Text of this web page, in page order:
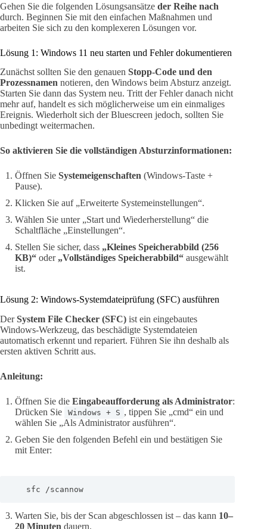
Gehen Sie die folgenden Lösungsansätze der Reihe nach
durch. Beginnen Sie mit den einfachen Maßnahmen und
arbeiten Sie sich zu den komplexeren Lösungen vor.
Lösung 1: Windows 11 neu starten und Fehler dokumentieren
Zunächst sollten Sie den genauen Stopp-Code und den
Prozessnamen notieren, den Windows beim Absturz anzeigt.
Starten Sie dann das System neu. Tritt der Fehler danach nicht
mehr auf, handelt es sich möglicherweise um ein einmaliges
Ereignis. Wiederholt sich der Bluescreen jedoch, sollten Sie
unbedingt weitermachen.
So aktivieren Sie die vollständigen Absturzinformationen:
Öffnen Sie Systemeigenschaften (Windows-Taste +
Pause).
Klicken Sie auf „Erweiterte Systemeinstellungen“.
Wählen Sie unter „Start und Wiederherstellung“ die
Schaltfläche „Einstellungen“.
Stellen Sie sicher, dass „Kleines Speicherabbild (256
KB)“ oder „Vollständiges Speicherabbild“ ausgewählt
ist.
Lösung 2: Windows-Systemdateiprüfung (SFC) ausführen
DerSystem File Checker (SFC) ist ein eingebautes
Windows-Werkzeug, das beschädigte Systemdateien
automatisch erkennt und repariert. Führen Sie ihn deshalb als
ersten aktiven Schritt aus.
Anleitung:
Öffnen Sie die Eingabeaufforderung als Administrator:
Drücken Sie
Windows + S , tippen Sie „cmd“ ein und
wählen Sie „Als Administrator ausführen“.
Geben Sie den folgenden Befehl ein und bestätigen Sie
mit Enter:
   sfc /scannow
Warten Sie, bis der Scan abgeschlossen ist – das kann 10–
20 Minuten dauern.